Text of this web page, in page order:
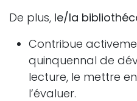
De plus, le/la
Contribue
quinquennal de
lecture, le mettre
l’évaluer.